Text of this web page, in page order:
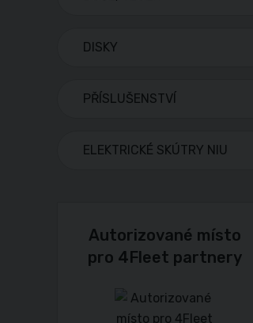
DISKY
PŘÍSLUŠENSTVÍ
ELEKTRICKÉ SKÚTRY NIU
Autorizované místo
pro 4Fleet partnery